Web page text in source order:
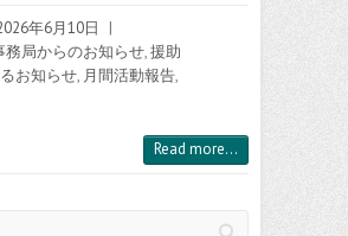
年6月10日
|
務局からのお知らせ,援助
お知らせ, 月間活動報告,
Read more...